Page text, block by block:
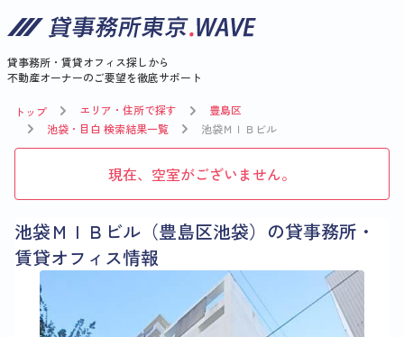
貸事務所・賃貸オフィス探しから
不動産オーナーのご要望を徹底サポート
トップ エリア・住所で探す
豊島区
池袋・目白 検索結果一覧
池袋ＭＩＢビル
現在、空室がございません。
池袋ＭＩＢビル（豊島区池袋）の貸事務所・
賃貸オフィス情報